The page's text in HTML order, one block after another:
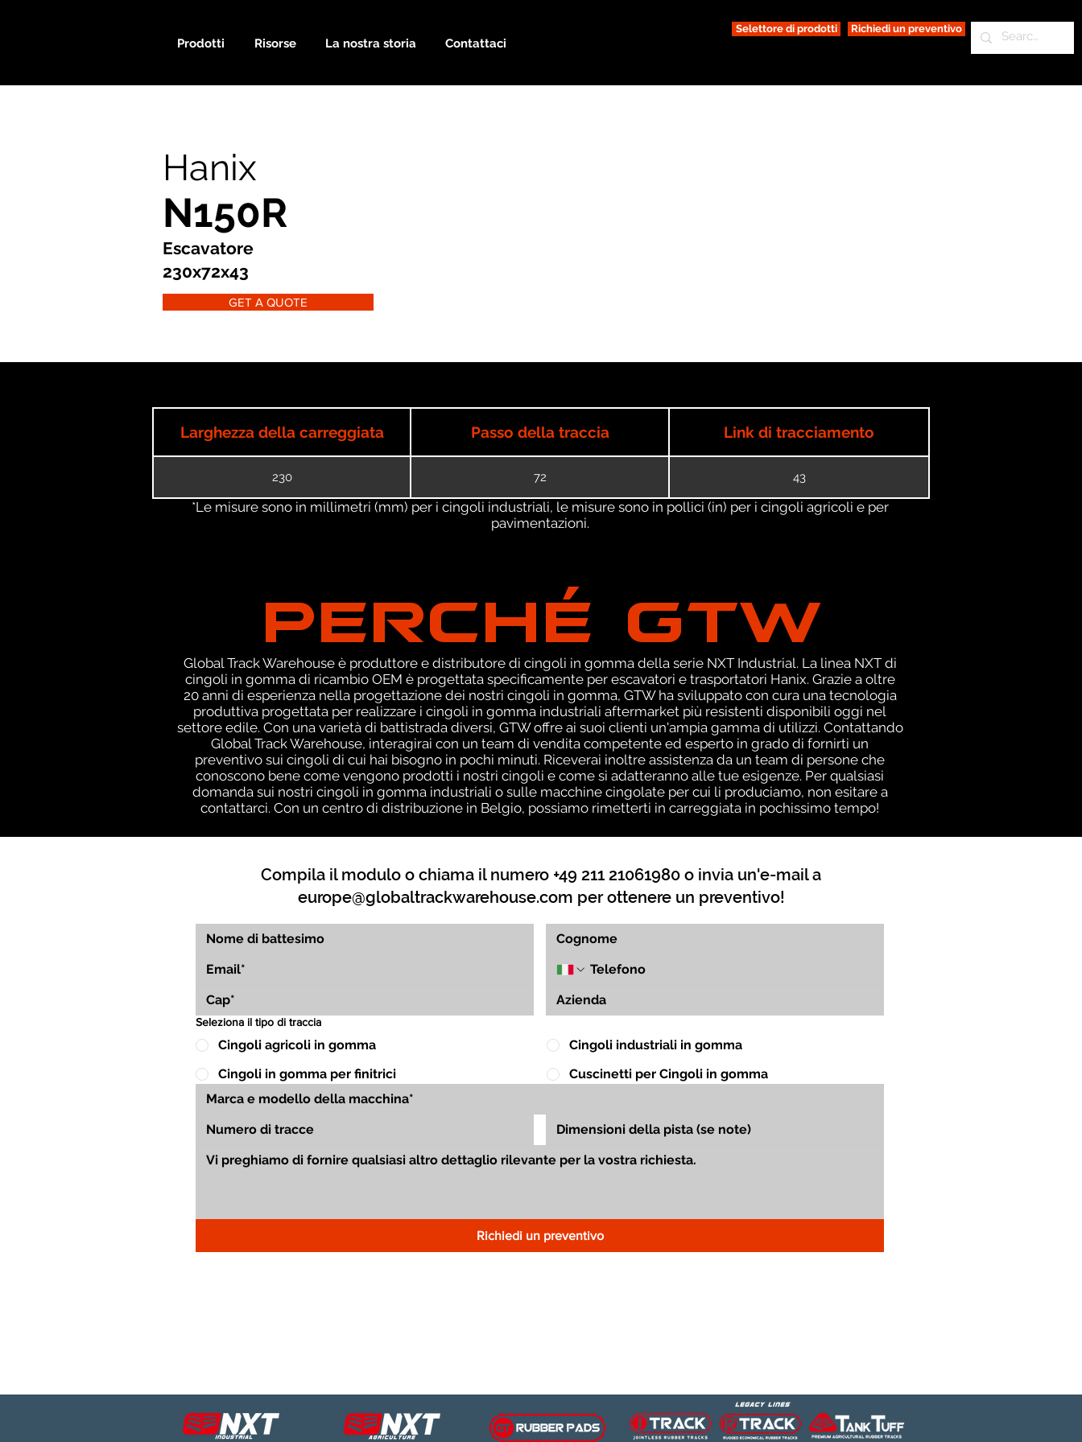
Prodotti Risorse La nostra storia Contattaci
Selettore di prodotti Richiedi un preventivo
Hanix
N150R
Escavatore
230x72x43
GET A QUOTE
Larghezza della carreggiata Passo della traccia Link di tracciamento
230 72 43
*Le misure sono in millimetri (mm) per i cingoli industriali, le misure sono in pollici (in) per i cingoli agricoli e per
pavimentazioni.
PERCHÉ GTW
Global Track Warehouse è produttore e distributore di cingoli in gomma della serie NXT Industrial. La linea NXT di
cingoli in gomma di ricambio OEM è progettata specificamente per escavatori e trasportatori Hanix. Grazie a oltre
20 anni di esperienza nella progettazione dei nostri cingoli in gomma, GTW ha sviluppato con cura una tecnologia
produttiva progettata per realizzare i cingoli in gomma industriali aftermarket più resistenti disponibili oggi nel
settore edile. Con una varietà di battistrada diversi, GTW offre ai suoi clienti un'ampia gamma di utilizzi. Contattando
Global Track Warehouse, interagirai con un team di vendita competente ed esperto in grado di fornirti un
preventivo sui cingoli di cui hai bisogno in pochi minuti. Riceverai inoltre assistenza da un team di persone che
conoscono bene come vengono prodotti i nostri cingoli e come si adatteranno alle tue esigenze. Per qualsiasi
domanda sui nostri cingoli in gomma industriali o sulle macchine cingolate per cui li produciamo, non esitare a
contattarci. Con un centro di distribuzione in Belgio, possiamo rimetterti in carreggiata in pochissimo tempo!
Compila il modulo o chiama il numero +49 211 21061980 o invia un'e-mail a
europe@globaltrackwarehouse.com per ottenere un preventivo!
Seleziona il tipo di traccia
Cingoli agricoli in gomma
Cingoli industriali in gomma
Cingoli in gomma per finitrici
Cuscinetti per Cingoli in gomma
Richiedi un preventivo